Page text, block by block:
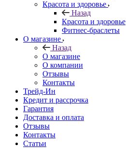
Красота и здоровье
Назад
Красота и здоровье
Фитнес-браслеты
О магазине
Назад
О магазине
О компании
Отзывы
Контакты
Трейд-Ин
Кредит и рассрочка
Гарантия
Доставка и оплата
Отзывы
Контакты
Статьи